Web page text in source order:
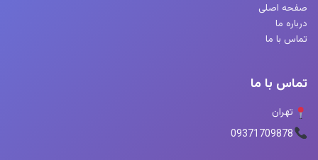
صفحه اصلی
درباره ما
تماس با ما
تماس با ما
تهران
09371709878